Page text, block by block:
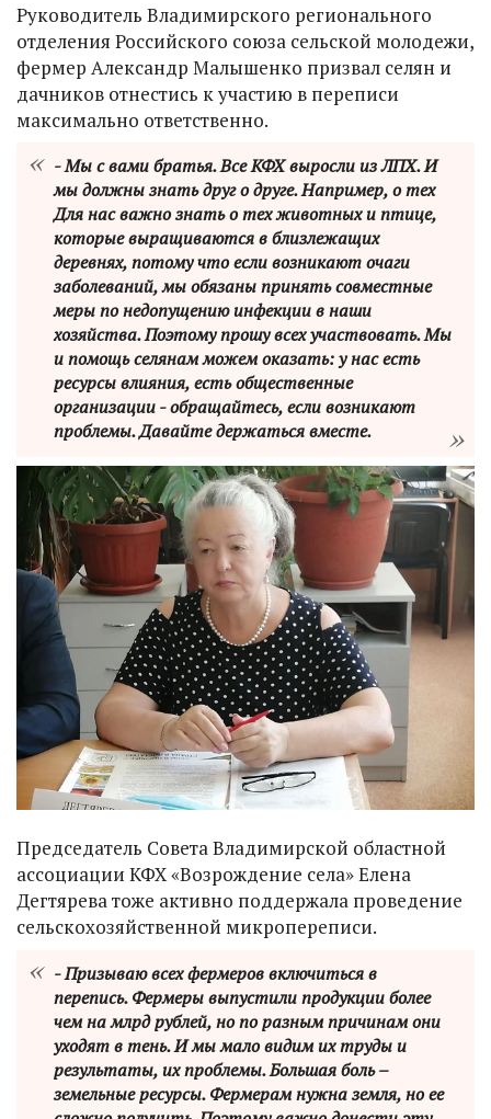
Руководитель Владимирского регионального
отделения Российского союза сельской молодежи,
фермер Александр Малышенко призвал селян и
дачников отнестись к участию в переписи
максимально ответственно.
- Мы с вами братья. Все КФХ выросли из ЛПХ. И
мы должны знать друг о друге. Например, о тех
Для нас важно знать о тех животных и птице,
которые выращиваются в близлежащих
деревнях, потому что если возникают очаги
заболеваний, мы обязаны принять совместные
меры по недопущению инфекции в наши
хозяйства. Поэтому прошу всех участвовать. Мы
и помощь селянам можем оказать: у нас есть
ресурсы влияния, есть общественные
организации - обращайтесь, если возникают
проблемы. Давайте держаться вместе.
Председатель Совета Владимирской областной
ассоциации КФХ «Возрождение села» Елена
Дегтярева тоже активно поддержала проведение
сельскохозяйственной микропереписи.
- Призываю всех фермеров включиться в
перепись. Фермеры выпустили продукции более
чем на млрд рублей, но по разным причинам они
уходят в тень. И мы мало видим их труды и
результаты, их проблемы. Большая боль –
земельные ресурсы. Фермерам нужна земля, но ее